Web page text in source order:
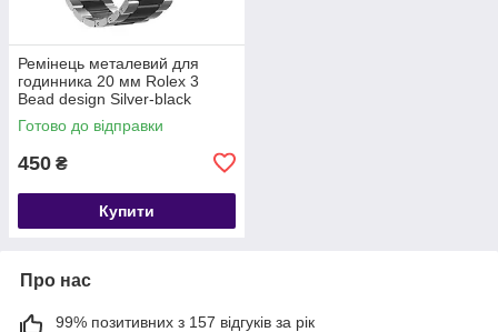
Ремінець металевий для
годинника 20 мм Rolex 3
Bead design Silver-black
Готово до відправки
450 ₴
Купити
Про нас
99% позитивних з 157 відгуків за рік